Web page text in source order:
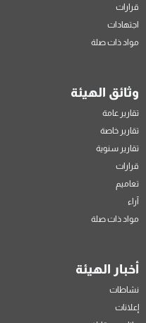
قرارات
اجتهادات
مواد ذات صلة
وثائق الهيئة
تقارير عامة
تقارير خاصة
تقارير سنوية
قرارات
تعاميم
آراء
مواد ذات صلة
أخبار الهيئة
نشاطات
إعلانات